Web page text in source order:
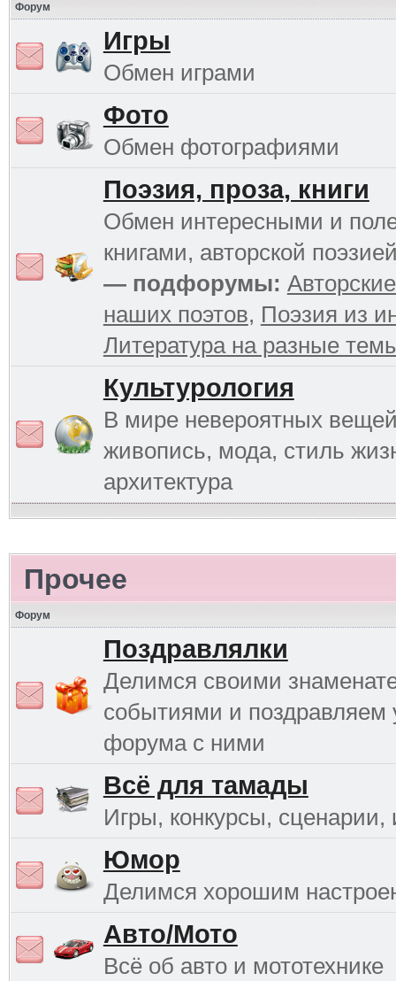
Форум
Игры
Обмен играми
Фото
Обмен фотографиями
Поэзия, проза, книги
Обмен интересными и
книгами, авторской
— подфорумы:
наших поэтов, Поэзия из
Литература на разные
Культурология
В мире невероятных
живопись, мода, стиль
архитектура
Прочее
Форум
Поздравлялки
Делимся своими
событиями и поздравляем
форума с ними
Всё для тамады
Игры, конкурсы, сценарии,
Юмор
Делимся хорошим
Авто/Мото
Всё об авто и мототехнике